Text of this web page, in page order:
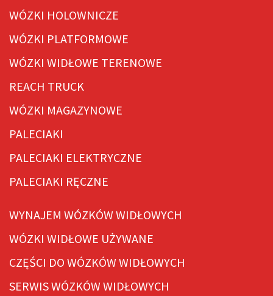
WÓZKI HOLOWNICZE
WÓZKI PLATFORMOWE
WÓZKI WIDŁOWE TERENOWE
REACH TRUCK
WÓZKI MAGAZYNOWE
PALECIAKI
PALECIAKI ELEKTRYCZNE
PALECIAKI RĘCZNE
WYNAJEM WÓZKÓW WIDŁOWYCH
WÓZKI WIDŁOWE UŻYWANE
CZĘŚCI DO WÓZKÓW WIDŁOWYCH
SERWIS WÓZKÓW WIDŁOWYCH